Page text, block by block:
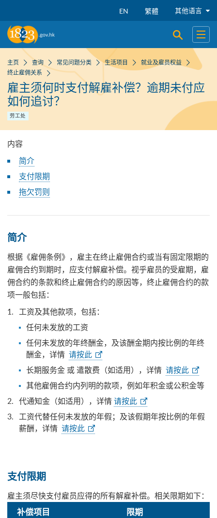
EN 繁體 其他语言
开启搜寻
开启
主页 查询 常见问题分类 生活项目
就业及雇员权益
终止雇佣关系
雇主须何时支付解雇补偿？逾期未付应
如何追讨？
劳工处
内容
简介
支付限期
拖欠罚则
简介
根据《雇佣条例》，雇主在终止雇佣合约或当有固定限期的
雇佣合约到期时，应支付解雇补偿。视乎雇员的受雇期，雇
佣合约的条款和终止雇佣合约的原因等，终止雇佣合约的款
项一般包括：
工资及其他款项，包括：
任何未发放的工资
任何未发放的年终酬金，及该酬金期内按比例的年终
酬金，详情 请按此
长期服务金 或 遣散费（如适用），详情 请按此
其他雇佣合约内列明的款项，例如年积金或公积金等
代通知金（如适用），详情请按此
工资代替任何未发放的年假；及该假期年按比例的年假
薪酬，详情 请按此
支付限期
雇主须尽快支付雇员应得的所有解雇补偿。相关限期如下：
补偿项目 限期